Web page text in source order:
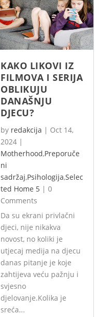
KAKO LIKOVI IZ
FILMOVA I SERIJA
OBLIKUJU
DANAŠNJU
DJECU?
by redakcija | Oct 14,
2024 |
Motherhood,Preporuče
ni
sadržaj,Psihologija,Selec
ted Home 5 | 0
Comments
Da su ekrani privlačni
djeci, nije nikakva
novost, no koliki je
utjecaj medija na djecu
danas pitanje je koje
zahtijeva veću pažnju i
svjesno
djelovanje.Kolika je
sreća...